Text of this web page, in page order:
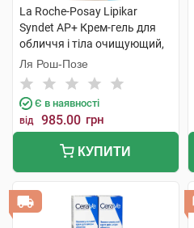
La Roche-Posay Lipikar
Syndet AP+ Крем-гель для
обличчя і тіла очищующий,
для дуже сухої шкіри 400 мл
+ рефіл 400 мл 1 набір
Ля Рош-Позе
Є в наявності
від 985.00 грн
КУПИТИ